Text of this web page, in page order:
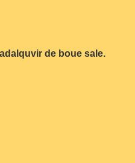
de boue sale.